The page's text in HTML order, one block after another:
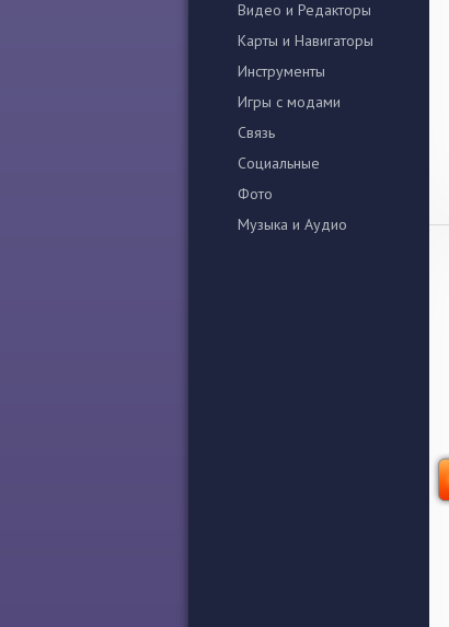
Видео и Редакторы
Карты и Навигаторы
Инструменты
Игры с модами
Связь
Социальные
Фото
Музыка и Аудио